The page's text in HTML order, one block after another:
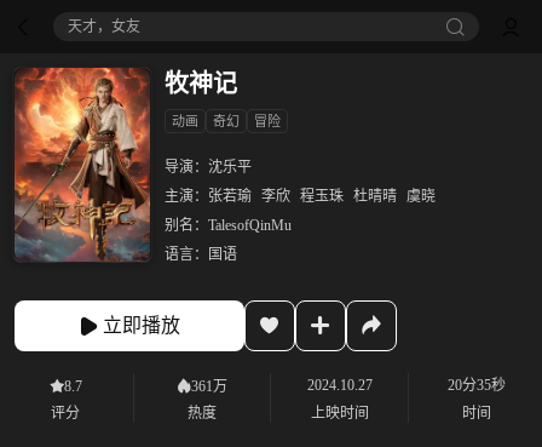
天才，女友
牧神记
动画 奇幻 冒险
导演： 沈乐平
主演： 张若瑜 李欣 程玉珠 杜晴晴 虞晓
别名： TalesofQinMu
语言：
国语
立即播放
8.7
评分
361万
热度
2024.10.27
上映时间
20分35秒
时间